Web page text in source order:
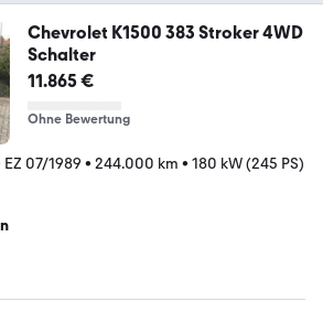
Chevrolet K1500 383 Stroker 4WD
Schalter
11.865 €
Ohne Bewertung
EZ 07/1989 • 244.000 km • 180 kW (245 PS)